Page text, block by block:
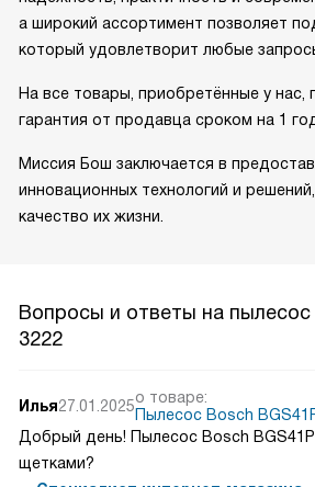
а широкий ассортимент позволяет
который удовлетворит любые
На все товары, приобретённые у нас,
гарантия от продавца сроком на 1
Миссия Бош заключается в
инновационных технологий и
качество их жизни.
Вопросы и ответы на пылесос
3222
Илья27.01.2025о товаре:
Пылесос Bosch
Добрый день! Пылесос Bosch
щетками?